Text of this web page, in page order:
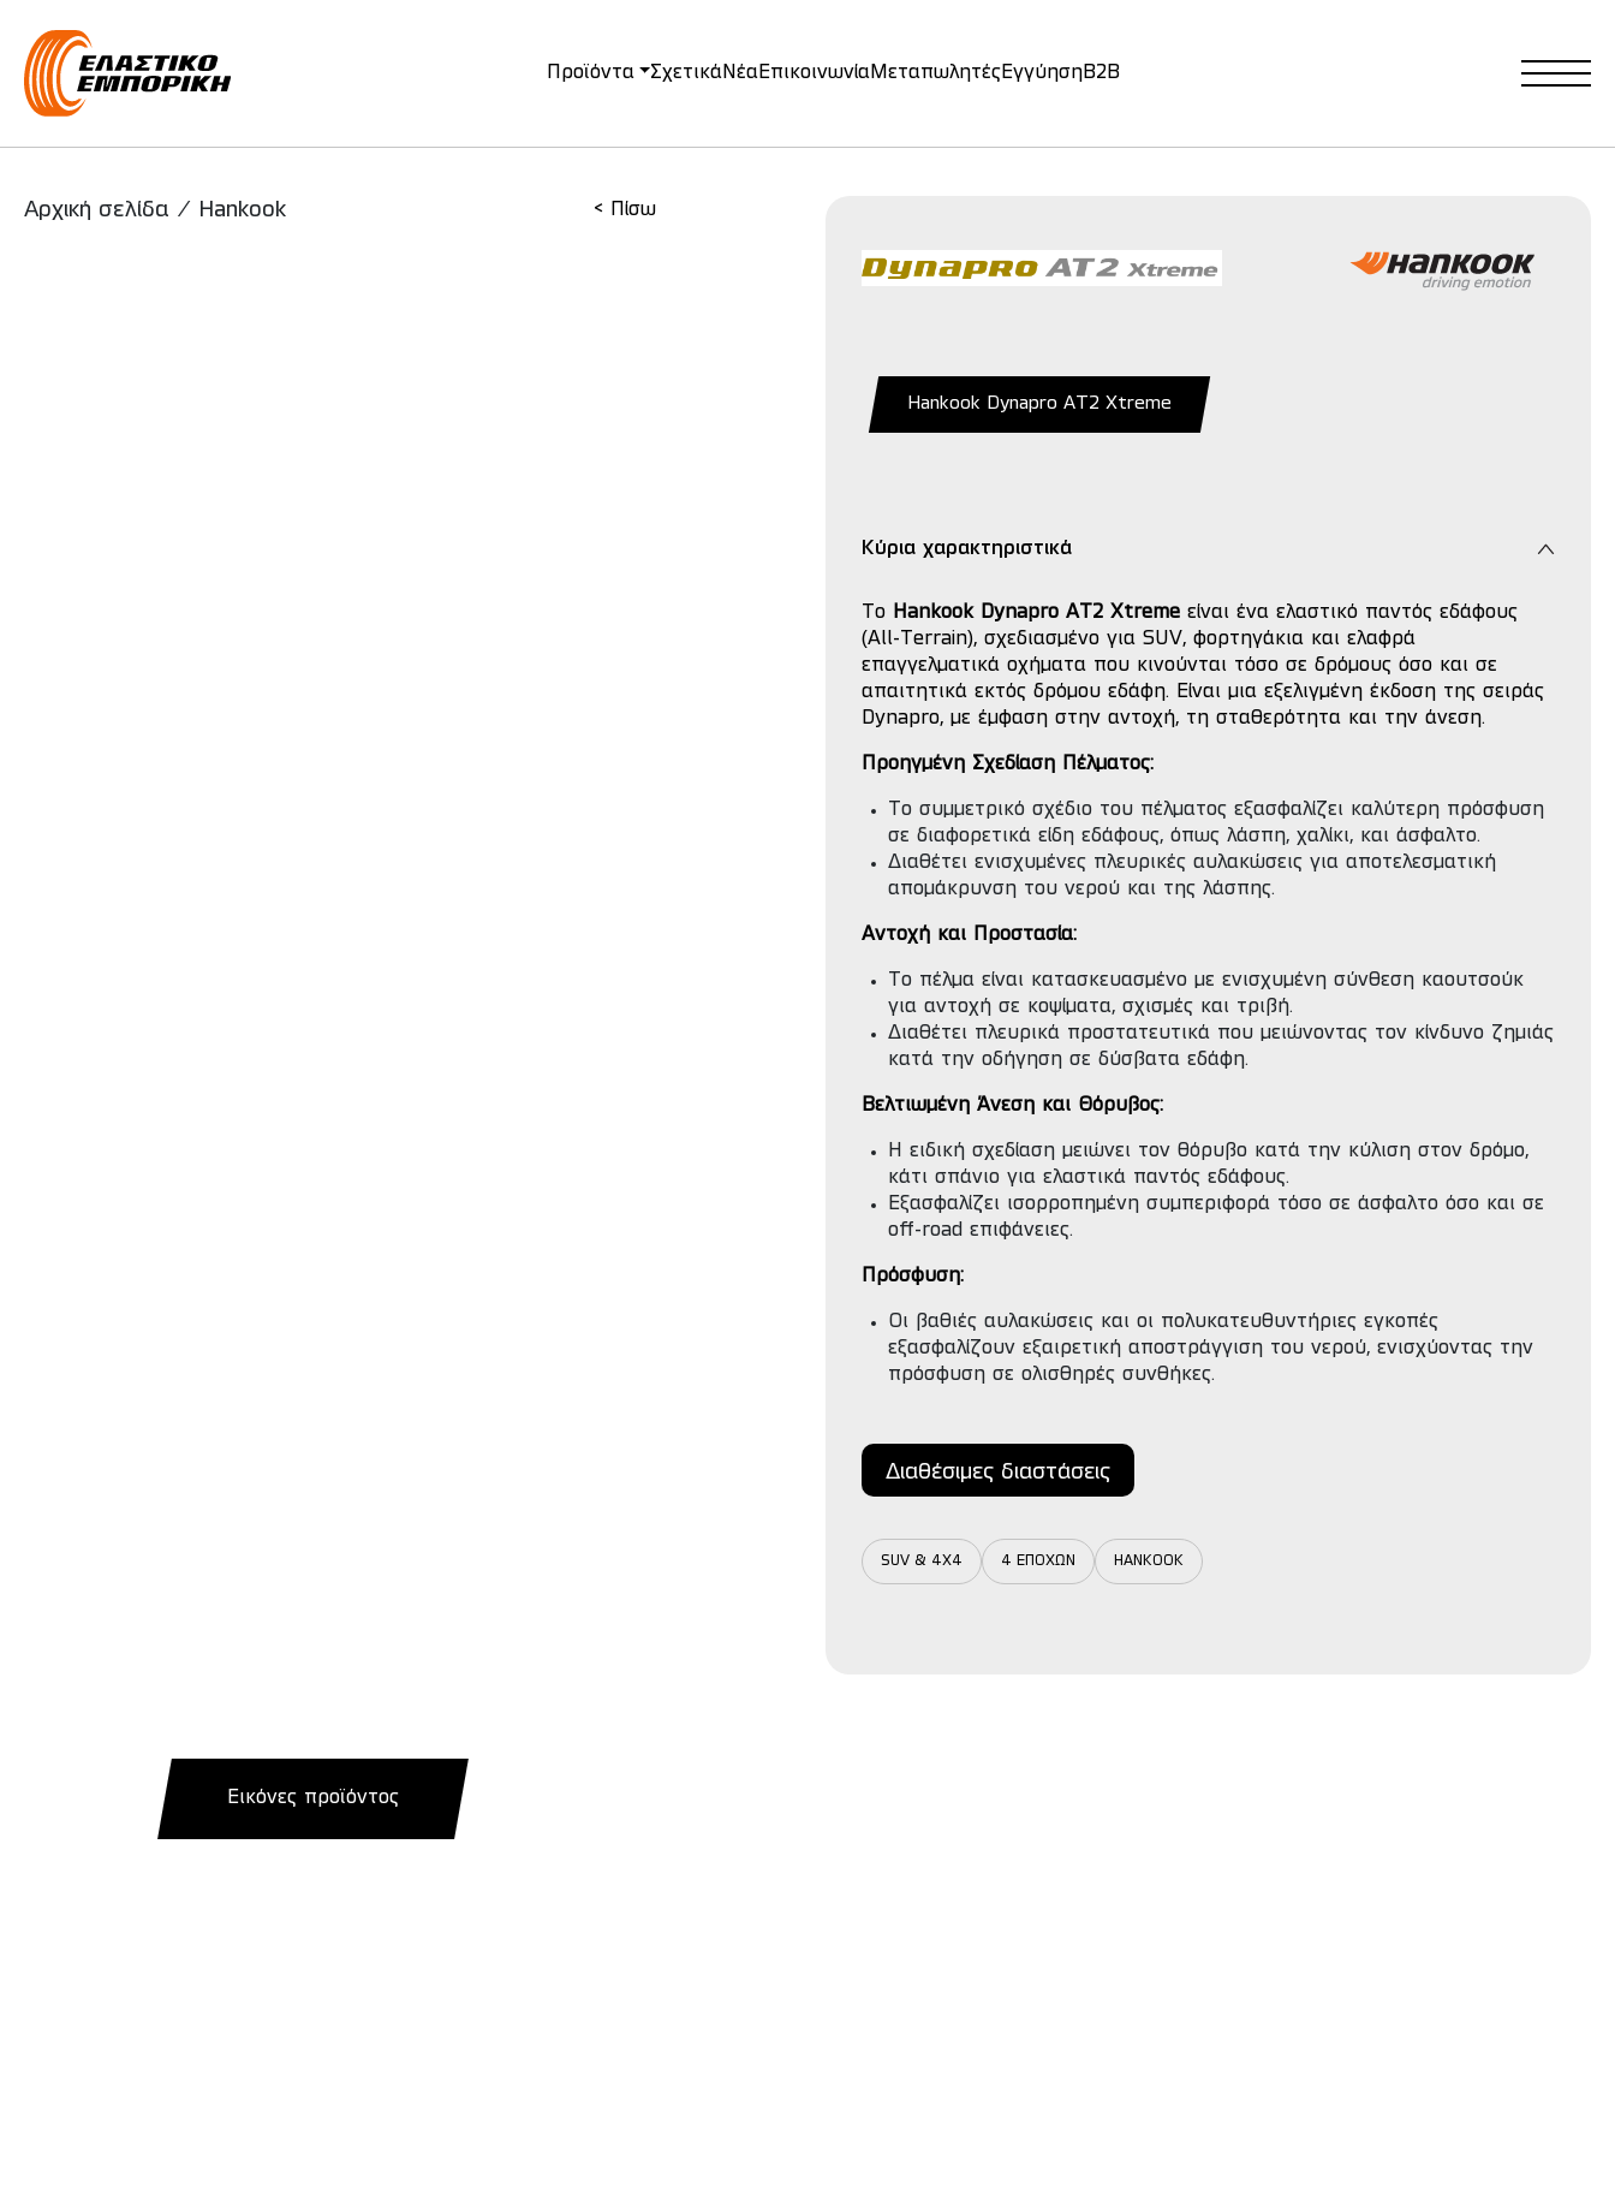
Main Navigation
Προϊόντα Σχετικά Νέα Επικοινωνία Μεταπωλητές Εγγύηση B2B
Αρχική σελίδα / Hankook < Πίσω
Hankook Dynapro AT2 Xtreme
Κύρια χαρακτηριστικά
Το Hankook Dynapro AT2 Xtreme είναι ένα ελαστικό παντός εδάφους
(All-Terrain), σχεδιασμένο για SUV, φορτηγάκια και ελαφρά
επαγγελματικά οχήματα που κινούνται τόσο σε δρόμους όσο και σε
απαιτητικά εκτός δρόμου εδάφη. Είναι μια εξελιγμένη έκδοση της σειράς
Dynapro, με έμφαση στην αντοχή, τη σταθερότητα και την άνεση.
Προηγμένη Σχεδίαση Πέλματος:
Το συμμετρικό σχέδιο του πέλματος εξασφαλίζει καλύτερη πρόσφυση
σε διαφορετικά είδη εδάφους, όπως λάσπη, χαλίκι, και άσφαλτο.
Διαθέτει ενισχυμένες πλευρικές αυλακώσεις για αποτελεσματική
απομάκρυνση του νερού και της λάσπης.
Αντοχή και Προστασία:
Το πέλμα είναι κατασκευασμένο με ενισχυμένη σύνθεση καουτσούκ
για αντοχή σε κοψίματα, σχισμές και τριβή.
Διαθέτει πλευρικά προστατευτικά που μειώνοντας τον κίνδυνο ζημιάς
κατά την οδήγηση σε δύσβατα εδάφη.
Βελτιωμένη Άνεση και Θόρυβος:
Η ειδική σχεδίαση μειώνει τον θόρυβο κατά την κύλιση στον δρόμο,
κάτι σπάνιο για ελαστικά παντός εδάφους.
Εξασφαλίζει ισορροπημένη συμπεριφορά τόσο σε άσφαλτο όσο και σε
off-road επιφάνειες.
Πρόσφυση:
Οι βαθιές αυλακώσεις και οι πολυκατευθυντήριες εγκοπές
εξασφαλίζουν εξαιρετική αποστράγγιση του νερού, ενισχύοντας την
πρόσφυση σε ολισθηρές συνθήκες.
Διαθέσιμες διαστάσεις
SUV & 4X4 4 ΕΠΟΧΩΝ HANKOOK
Εικόνες προϊόντος